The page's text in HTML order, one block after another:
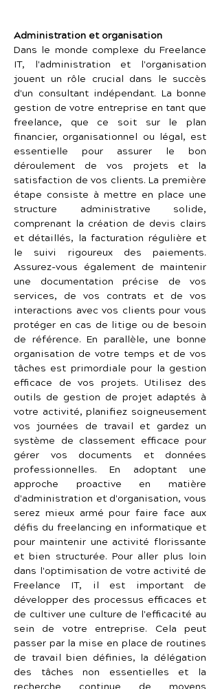
Administration et organisation
Dans le monde complexe du Freelance
IT, l'administration et l'organisation
jouent un rôle crucial dans le succès
d'un consultant indépendant. La bonne
gestion de votre entreprise en tant que
freelance, que ce soit sur le plan
financier, organisationnel ou légal, est
essentielle pour assurer le bon
déroulement de vos projets et la
satisfaction de vos clients. La première
étape consiste à mettre en place une
structure administrative solide,
comprenant la création de devis clairs
et détaillés, la facturation régulière et
le suivi rigoureux des paiements.
Assurez-vous également de maintenir
une documentation précise de vos
services, de vos contrats et de vos
interactions avec vos clients pour vous
protéger en cas de litige ou de besoin
de référence. En parallèle, une bonne
organisation de votre temps et de vos
tâches est primordiale pour la gestion
efficace de vos projets. Utilisez des
outils de gestion de projet adaptés à
votre activité, planifiez soigneusement
vos journées de travail et gardez un
système de classement efficace pour
gérer vos documents et données
professionnelles. En adoptant une
approche proactive en matière
d'administration et d'organisation, vous
serez mieux armé pour faire face aux
défis du freelancing en informatique et
pour maintenir une activité florissante
et bien structurée. Pour aller plus loin
dans l'optimisation de votre activité de
Freelance IT, il est important de
développer des processus efficaces et
de cultiver une culture de l'efficacité au
sein de votre entreprise. Cela peut
passer par la mise en place de routines
de travail bien définies, la délégation
des tâches non essentielles et la